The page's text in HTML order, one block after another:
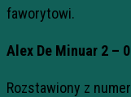
faworytowi.
Alex De Minuar 2 –
Rozstawiony z